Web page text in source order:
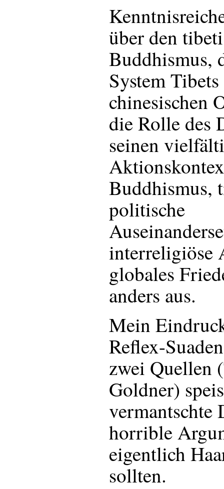
über den
Buddhismus,
System
chinesischen
die Rolle des
seinen
Buddhismus,
politische
interreligiöse
globales
anders aus.
Mein
Reflex-
zwei Quellen
Goldner)
vermantschte
horrible
eigentlich
sollten.